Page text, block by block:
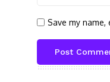
Save my